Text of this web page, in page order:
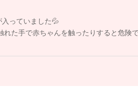
っていました💦
れた手で赤ちゃんを触ったりすると危険